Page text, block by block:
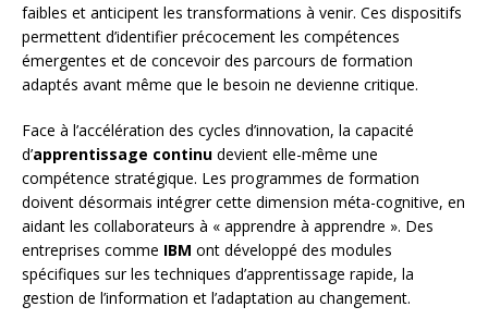
faibles et anticipent les transformations à venir. Ces dispositifs
permettent d’identifier précocement les compétences
émergentes et de concevoir des parcours de formation
adaptés avant même que le besoin ne devienne critique.
Face à l’accélération des cycles d’innovation, la capacité
d’apprentissage continu devient elle-même une
compétence stratégique. Les programmes de formation
doivent désormais intégrer cette dimension méta-cognitive, en
aidant les collaborateurs à « apprendre à apprendre ». Des
entreprises comme IBM ont développé des modules
spécifiques sur les techniques d’apprentissage rapide, la
gestion de l’information et l’adaptation au changement.